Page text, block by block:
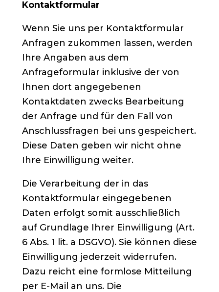
Kontaktformular
Wenn Sie uns per Kontaktformular
Anfragen zukommen lassen, werden
Ihre Angaben aus dem
Anfrageformular inklusive der von
Ihnen dort angegebenen
Kontaktdaten zwecks Bearbeitung
der Anfrage und für den Fall von
Anschlussfragen bei uns gespeichert.
Diese Daten geben wir nicht ohne
Ihre Einwilligung weiter.
Die Verarbeitung der in das
Kontaktformular eingegebenen
Daten erfolgt somit ausschließlich
auf Grundlage Ihrer Einwilligung (Art.
6 Abs. 1 lit. a DSGVO). Sie können diese
Einwilligung jederzeit widerrufen.
Dazu reicht eine formlose Mitteilung
per E-Mail an uns. Die